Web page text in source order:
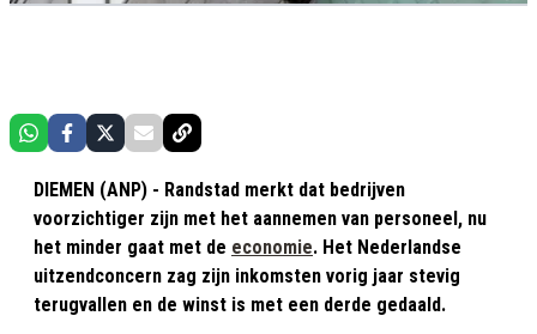
DIEMEN (ANP) - Randstad merkt dat bedrijven
voorzichtiger zijn met het aannemen van personeel, nu
het minder gaat met de economie. Het Nederlandse
uitzendconcern zag zijn inkomsten vorig jaar stevig
terugvallen en de winst is met een derde gedaald.